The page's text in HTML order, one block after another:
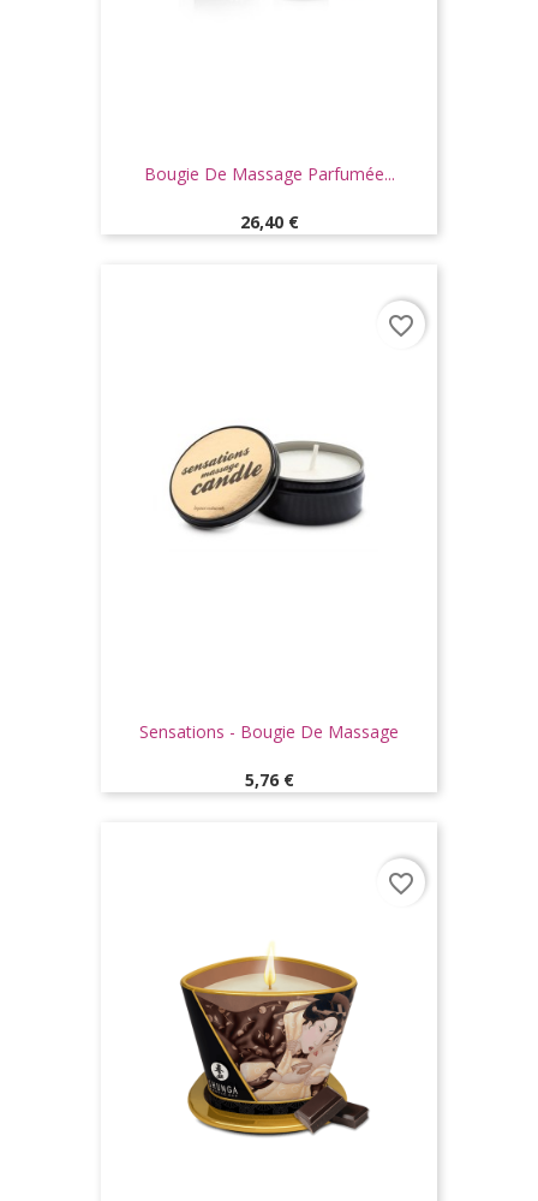
Bougie De Massage Parfumée...
Prix
26,40 €
Sensations - Bougie De Massage
Prix
5,76 €
favorite_border
favorite_border